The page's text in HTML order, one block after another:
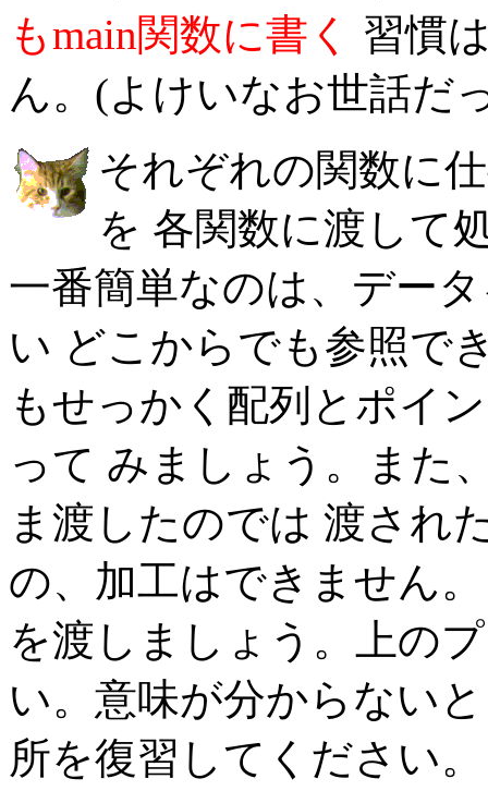
もmain関数に書く
習慣
ん。(よけいなお世話だ
それぞれの関数に
を 各関数に渡して
一番簡単なのは、デー
い どこからでも参照で
もせっかく配列とポイ
って みましょう。また
ま渡したのでは 渡され
の、加工はできません
を渡しましょう。上の
い。意味が分からない
所を復習してください